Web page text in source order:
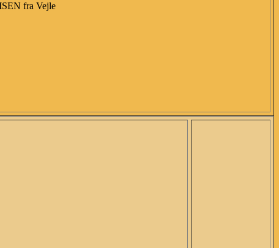
fra Vejle